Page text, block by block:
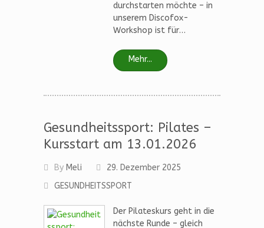
durchstarten möchte – in
unserem Discofox-
Workshop ist für…
Mehr...
Gesundheitssport: Pilates –
Kursstart am 13.01.2026
By Meli
29. Dezember 2025
GESUNDHEITSSPORT
Der Pilateskurs geht in die
nächste Runde – gleich